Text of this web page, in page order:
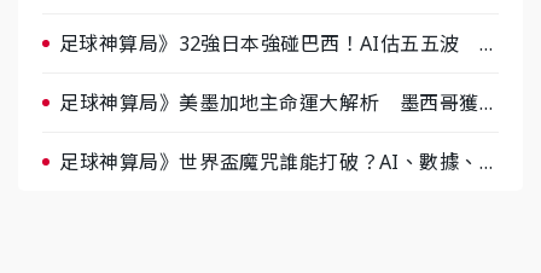
足球神算局》32強日本強碰巴西！AI估五五波 牛
足球神算局》美墨加地主命運大解析 墨西哥獲數
足球神算局》世界盃魔咒誰能打破？AI、數據、塔